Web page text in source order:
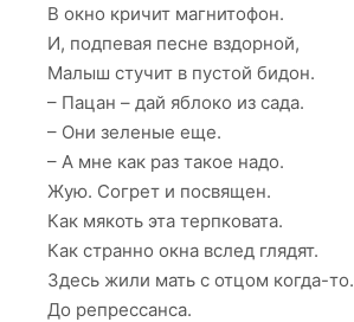
В окно кричит магнитофон.
И, подпевая песне вздорной,
Малыш стучит в пустой бидон.
– Пацан – дай яблоко из сада.
– Они зеленые еще.
– А мне как раз такое надо.
Жую. Согрет и посвящен.
Как мякоть эта терпковата.
Как странно окна вслед глядят.
Здесь жили мать с отцом когда-то.
До репрессанса.